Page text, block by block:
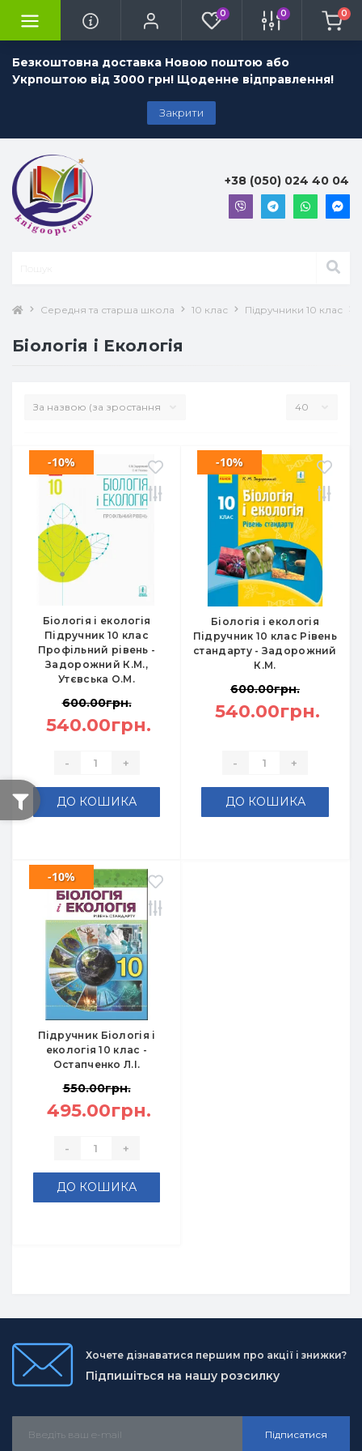
Безкоштовна доставка Новою поштою або
Укрпоштою від 3000 грн! Щоденне відправлення!
Закрити
0 0 0
+38 (050) 024 40 04
Середня та старша школа 10 клас Підручники 10 клас
Біологія і Екологія
Біологія і екологія
Підручник 10 клас
Профільний рівень -
Задорожний К.М.,
Утєвська О.М.
-10%
600.00грн.
540.00грн.
- +
ДО КОШИКА
Біологія і екологія
Підручник 10 клас Рівень
стандарту - Задорожний
К.М.
-10%
600.00грн.
540.00грн.
- +
ДО КОШИКА
Підручник Біологія і
екологія 10 клас -
Остапченко Л.І.
-10%
550.00грн.
495.00грн.
- +
ДО КОШИКА
Хочете дізнаватися першим про акції і знижки?
Підпишіться на нашу розсилку
Підписатися